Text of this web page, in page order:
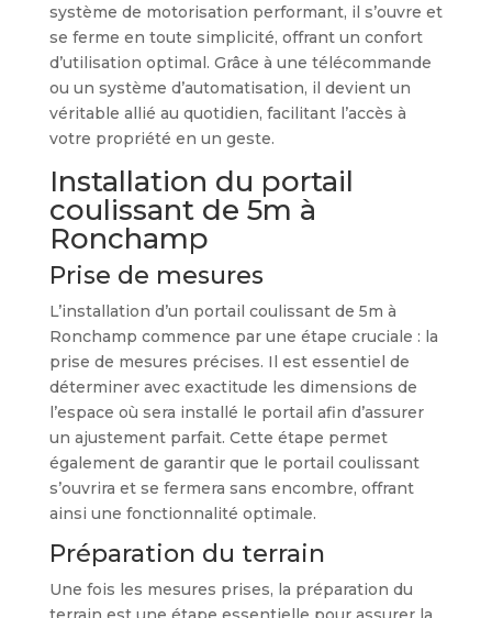
système de motorisation performant, il s’ouvre et
se ferme en toute simplicité, offrant un confort
d’utilisation optimal. Grâce à une télécommande
ou un système d’automatisation, il devient un
véritable allié au quotidien, facilitant l’accès à
votre propriété en un geste.
Installation du portail
coulissant de 5m à
Ronchamp
Prise de mesures
L’installation d’un portail coulissant de 5m à
Ronchamp commence par une étape cruciale : la
prise de mesures précises. Il est essentiel de
déterminer avec exactitude les dimensions de
l’espace où sera installé le portail afin d’assurer
un ajustement parfait. Cette étape permet
également de garantir que le portail coulissant
s’ouvrira et se fermera sans encombre, offrant
ainsi une fonctionnalité optimale.
Préparation du terrain
Une fois les mesures prises, la préparation du